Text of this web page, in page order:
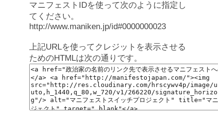
マニフェストIDを使って次のように指定し
てください。
http://www.maniken.jp/id#0000000023
上記URLを使ってクレジットを表示させる
ためのHTMLは次の通りです。